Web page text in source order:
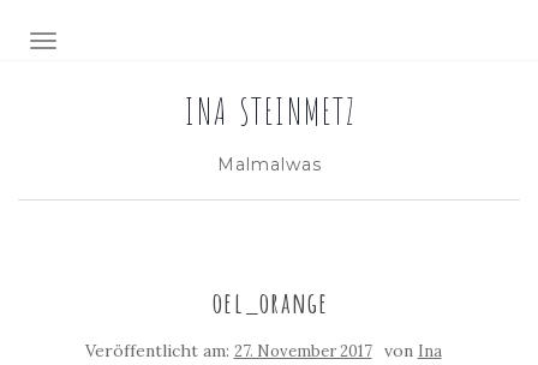
NAVIGATION EIN-/AUSSCHALTEN
INA STEINMETZ
Malmalwas
oel_orange
Veröffentlicht am: 27. November 2017 von Ina